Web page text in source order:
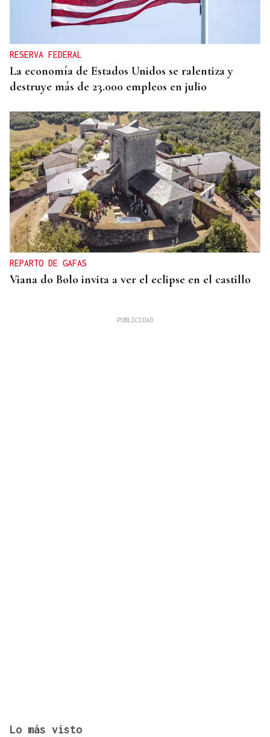
RESERVA FEDERAL
La economía de Estados Unidos se ralentiza y
destruye más de 23.000 empleos en julio
REPARTO DE GAFAS
Viana do Bolo invita a ver el eclipse en el castillo
Lo más visto